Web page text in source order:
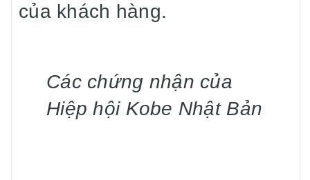
của khách hàng.
Các chứng nhận của
Hiệp hội Kobe Nhật Bản